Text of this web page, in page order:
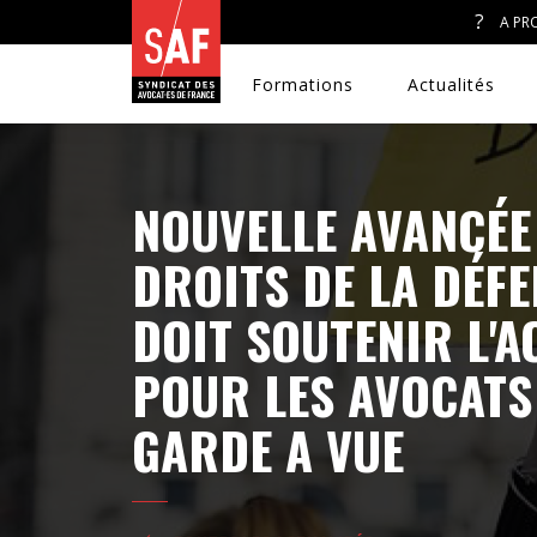
A
Formations Actualités
A. J. ET ACCÈS AU DROIT
CONGRÈS DU SAF
DÉFENSE PÉNALE
DISCRIMINATIONS
NOUVELLE
DROITS DE LA
DOIT SOUTENIR
POUR LES
GARDE A VUE